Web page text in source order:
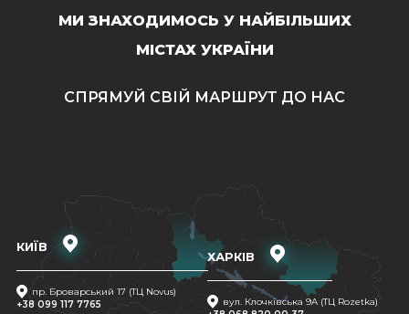
МИ ЗНАХОДИМОСЬ У НАЙБІЛЬШИХ
МІСТАХ УКРАЇНИ
СПРЯМУЙ СВІЙ МАРШРУТ ДО НАС
КИЇВ
пр. Броварський 17 (ТЦ Novus)
+38 099 117 7765
ХАРКІВ
вул. Клочківська 9A (ТЦ Rozetka)